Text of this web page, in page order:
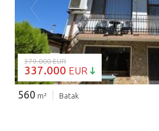
CARGANDO...
379.000 EUR
337.000 EUR
560 m² Batak